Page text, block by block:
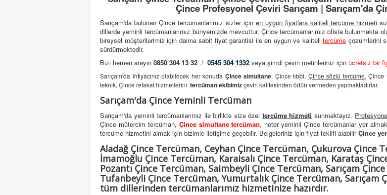
Çince Profesyonel Çeviri Sarıçam | Sarıçam'da
Sarıçam'da bulunan Çince tercümanlarımız sizler için en uygun fiyatlara kalitelitercüme hizmeti
dillerde yeminli tercümanlarımız bünyemizde mevcuttur. Çince tercümanlarımız ofiste bulunmakta
bireysel müşterilerimiz için daima sabit fiyat garantisi ile en uygun ve kalitelitercüme çözümlerini
sürdürmektedir.
Bizi hemen arayın 0850 304 13 32 / 0545 304 1332 veya şimdi çeviri metinleriniz için ücretsiz bir
Sarıçam'da ihtiyacınız olabilecek her konuda Çince simultane, Çince tıbbi, Çince sözlü tercüme, Çince
teknik, Çince refakat hizmetlerini tercüman ekibimizçeviri kalitesinden ödün vermeden yapmaktadırlar.
Sarıçam'da Çince Yeminli Tercüman
Sarıçam'da yeminli tercümanlarımız ile birlikte size özel tercüme hizmeti sunmaktayız.
Çince mütercim tercüman, Çince simultane tercüman, noter yeminli Çince tercümanlar yer
tercüme hizmetini almak için bizimle iletişime geçebilir. Belgeleriniz için fiyat teklifi alabilirÇince
Aladağ Çince Tercüman, Ceyhan Çince Tercüman, Çukurova Çince
İmamoğlu Çince Tercüman, Karaisalı Çince Tercüman, Karataş
Pozantı Çince Tercüman, Saimbeyli Çince Tercüman, Sarıçam
Tufanbeyli Çince Tercüman, Yumurtalık Çince Tercüman, Sarıçam
tüm dillerinden tercümanlarımız hizmetinize hazırdır.